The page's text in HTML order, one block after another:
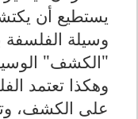
يستطيع أن
وسيلة الفلسفة
"الكشف"
وهكذا تعتمد
على الكشف،